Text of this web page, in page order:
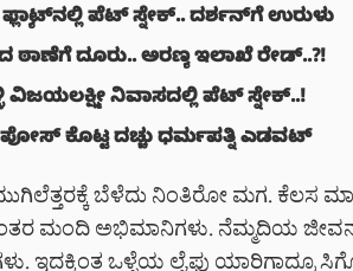
ಪೆಟ್ ಸ್ನೇಕ್.. ದರ್ಶನ್‌ಗೆ ಉರುಳು
ಠಾಣೆಗೆ ದೂರು.. ಅರಣ್ಯ ಇಲಾಖೆ ರೇಡ್..?!
ವಿಜಯಲಕ್ಷ್ಮೀ ನಿವಾಸದಲ್ಲಿ ಪೆಟ್ ಸ್ನೇಕ್..!
ಕೊಟ್ಟ ದಚ್ಚು ಧರ್ಮಪತ್ನಿ ಎಡವಟ್
ಬೆಳೆದು ನಿಂತಿರೋ ಮಗ. ಕೆಲಸ
ಮಂದಿ ಅಭಿಮಾನಿಗಳು. ನೆಮ್ಮದಿಯ
ಇದಕ್ಕಿಂತ ಒಳ್ಳೆಯ ಲೈಫು ಯಾರಿಗಾದ್ರೂ